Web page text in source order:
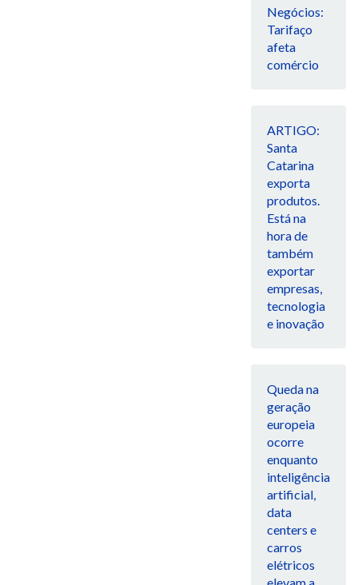
Negócios:
Tarifaço
afeta
comércio
ARTIGO:
Santa
Catarina
exporta
produtos.
Está na
hora de
também
exportar
empresas,
tecnologia
e inovação
Queda na
geração
europeia
ocorre
enquanto
inteligência
artificial,
data
centers e
carros
elétricos